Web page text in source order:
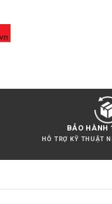
BẢO HÀNH
HỖ TRỢ KỸ THUẬT